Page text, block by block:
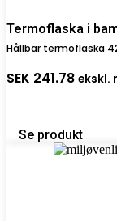
Termoflaska i
Hållbar termoflaska
SEK 241.78 ekskl.
Se produkt